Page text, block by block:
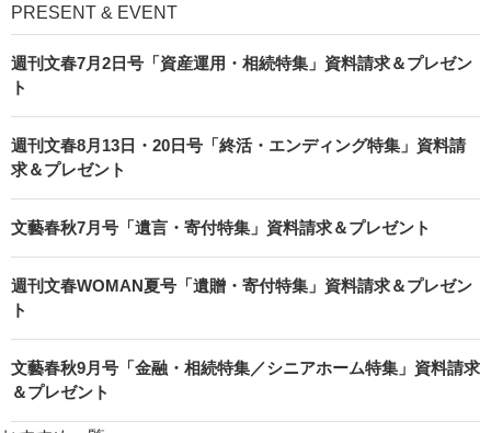
PRESENT & EVENT
週刊文春7月2日号「資産運用・相続特集」資料請求＆プレゼン
ト
週刊文春8月13日・20日号「終活・エンディング特集」資料請
求＆プレゼント
文藝春秋7月号「遺言・寄付特集」資料請求＆プレゼント
週刊文春WOMAN夏号「遺贈・寄付特集」資料請求＆プレゼン
ト
文藝春秋9月号「金融・相続特集／シニアホーム特集」資料請求
＆プレゼント